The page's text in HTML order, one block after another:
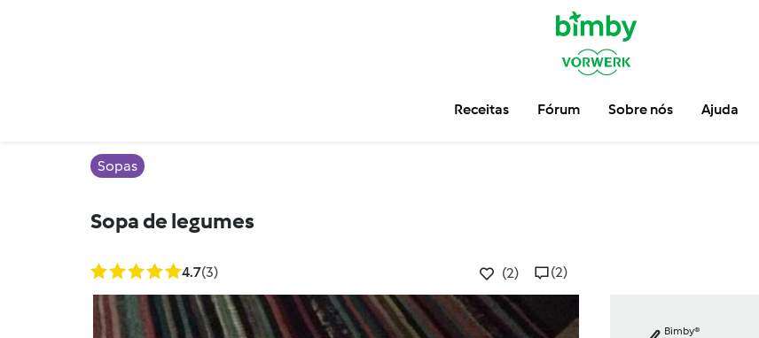
Receitas Fórum Sobre nós Ajuda
Sopas
Sopa de legumes
4.7(3) (2) (2)
Bimby®